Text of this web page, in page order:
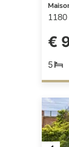
1180
€
5